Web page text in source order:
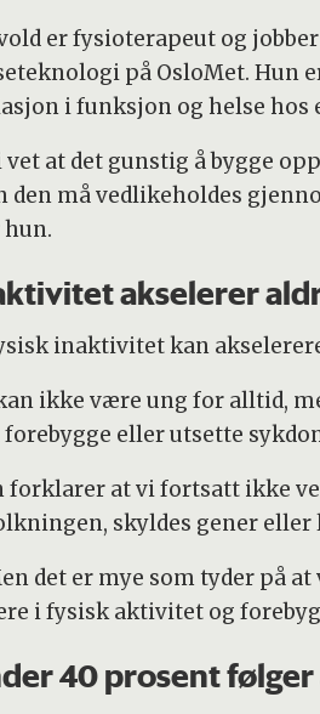
er fysioterapeut og
på OsloMet. Hun
i funksjon og helse hos
vet at det gunstig å bygge
den må vedlikeholdes
hun.
akselerer
inaktivitet kan
ikke være ung for alltid,
eller utsette
forklarer at vi fortsatt ikke
skyldes gener eller
det er mye som tyder på
i fysisk aktivitet og
40 prosent